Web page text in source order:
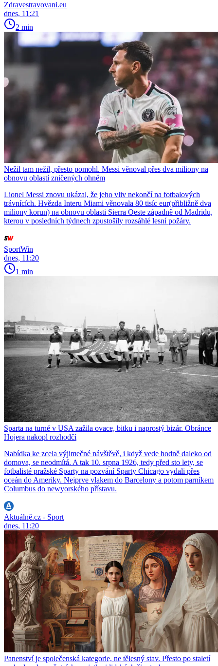
Zdravestravovani.eu
dnes, 11:21
2 min
Nežil tam nežil, přesto pomohl. Messi věnoval přes dva miliony na
obnovu oblastí zničených ohněm
Lionel Messi znovu ukázal, že jeho vliv nekončí na fotbalových
trávnících. Hvězda Interu Miami věnovala 80 tisíc eur(přibližně dva
miliony korun) na obnovu oblasti Sierra Oeste západně od Madridu,
kterou v posledních týdnech zpustošily rozsáhlé lesní požáry.
SportWin
dnes, 11:20
1 min
Sparta na turné v USA zažila ovace, bitku i naprostý bizár. Obránce
Hojera nakopl rozhodčí
Nabídka ke zcela výjimečné návštěvě, i když vede hodně daleko od
domova, se neodmítá. A tak 10. srpna 1926, tedy před sto lety, se
fotbalisté pražské Sparty na pozvání Sparty Chicago vydali přes
oceán do Ameriky. Nejprve vlakem do Barcelony a potom parníkem
Columbus do newyorského přístavu.
Aktuálně.cz - Sport
dnes, 11:20
Panenství je společenská kategorie, ne tělesný stav. Přesto po staletí